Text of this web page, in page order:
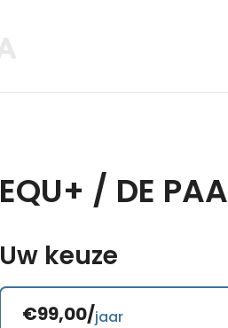
EQU+ / DE
Uw keuze
€99,00/jaar